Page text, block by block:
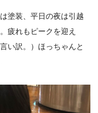
塗装、平日の夜は引越
疲れもピークを迎え
い訳。）ほっちゃんと